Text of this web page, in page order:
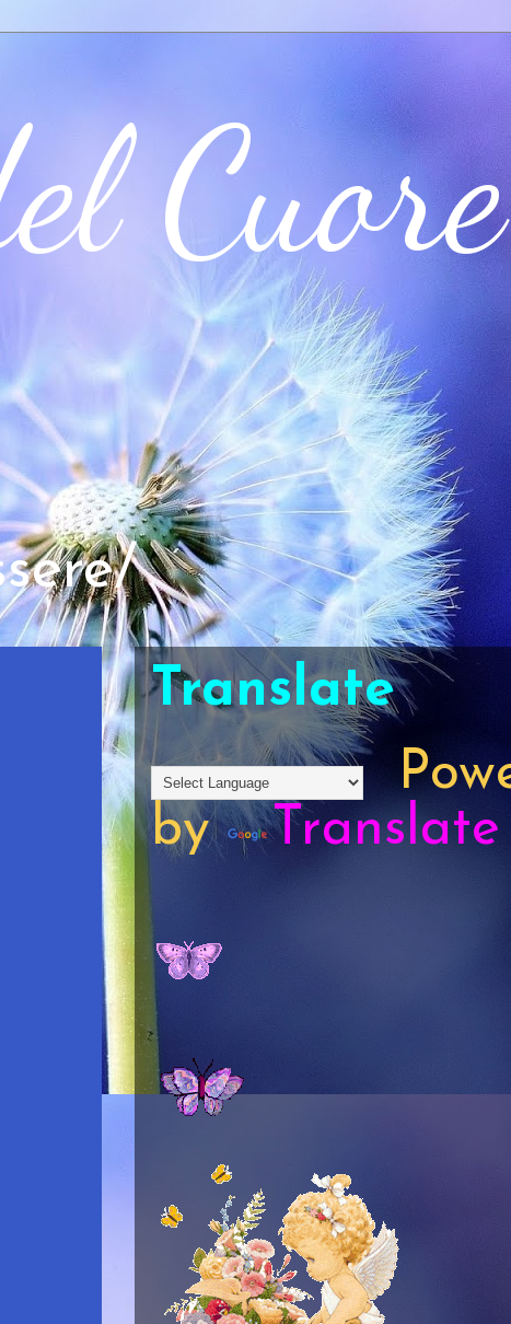
Cuore
Translate
by
Translate